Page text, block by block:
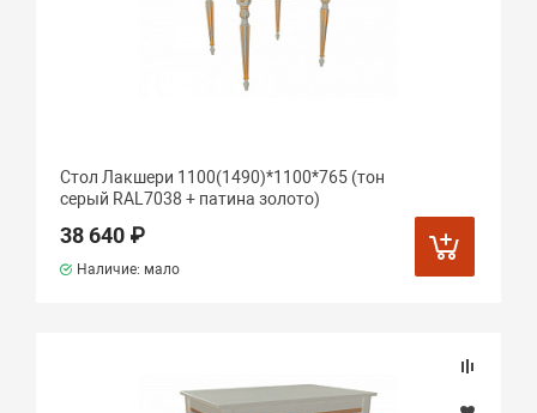
Стол Лакшери 1100(1490)*1100*765 (тон
серый RAL7038 + патина золото)
38 640 ₽
Наличие: мало